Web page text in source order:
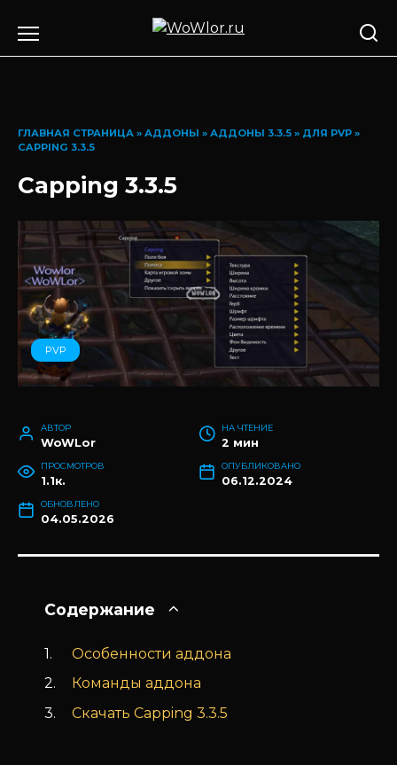
содержанию
ГЛАВНАЯ СТРАНИЦА » АДДОНЫ » АДДОНЫ 3.3.5 » ДЛЯ PVP »
CAPPING 3.3.5
Capping 3.3.5
PVP
АВТОР
WoWLor
НА ЧТЕНИЕ
2 мин
ПРОСМОТРОВ
1.1к.
ОПУБЛИКОВАНО
06.12.2024
ОБНОВЛЕНО
04.05.2026
Содержание
Особенности аддона
Команды аддона
Скачать Capping 3.3.5